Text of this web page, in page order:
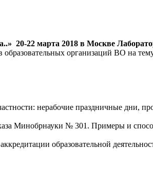
20-22 марта 2018 в Москве
образовательных организаций ВО на
нерабочие праздничные дни,
Минобрнауки № 301. Примеры и
образовательной